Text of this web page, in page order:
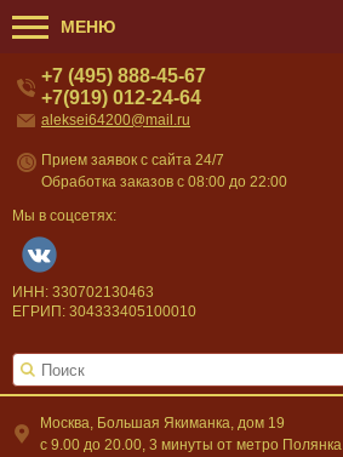
МЕНЮ
Москва, Большая Якиманка, дом 19
c 9.00 до 20.00, 3 минуты от метро Полянка
+7 (495) 888-45-67
+7(919) 012-24-64
aleksei64200@mail.ru
Прием заявок с сайта 24/7
Обработка заказов с 08:00 до 22:00
Мы в соцсетях:
ИНН: 330702130463
ЕГРИП: 304333405100010